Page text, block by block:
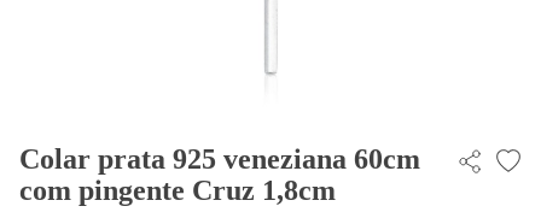
Colar prata 925 veneziana 60cm
com pingente Cruz 1,8cm